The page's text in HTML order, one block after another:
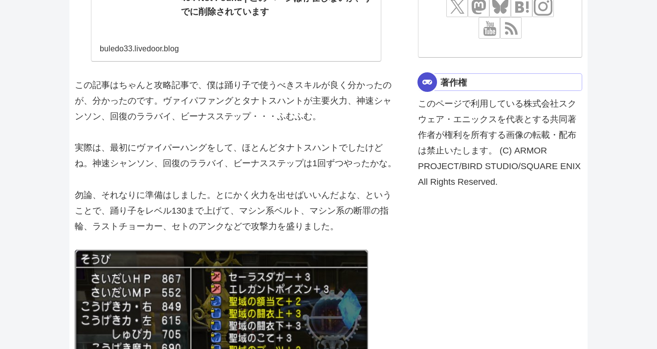
でに削除されています
buledo33.livedoor.blog
この記事はちゃんと攻略記事で、僕は踊り子で使うべきスキルが良く分かったの
が、分かったのです。ヴァイパファングとタナトスハントが主要火力、神速シャ
ンソン、回復のララバイ、ビーナスステップ・・・ふむふむ。
実際は、最初にヴァイパーハングをして、ほとんどタナトスハントでしたけど
ね。神速シャンソン、回復のララバイ、ビーナスステップは1回ずつやったかな。
勿論、それなりに準備はしました。とにかく火力を出せばいいんだよな、という
ことで、踊り子をレベル130まで上げて、マシン系ベルト、マシン系の断罪の指
輪、ラストチョーカー、セトのアンクなどで攻撃力を盛りました。
著作権
このページで利用している株式会社スク
ウェア・エニックスを代表とする共同著
作者が権利を所有する画像の転載・配布
は禁止いたします。 (C) ARMOR
PROJECT/BIRD STUDIO/SQUARE ENIX
All Rights Reserved.